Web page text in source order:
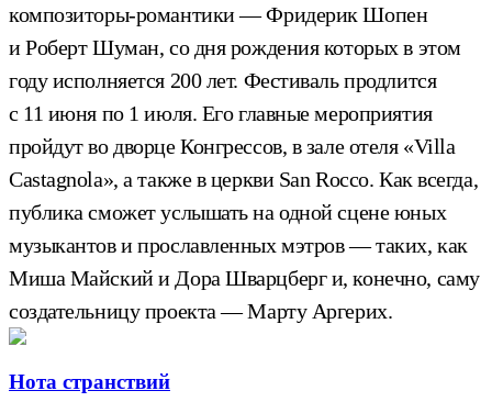
композиторы-романтики — Фридерик Шопен
и Роберт Шуман, со дня рождения которых в этом
году исполняется 200 лет. Фестиваль продлится
с 11 июня по 1 июля. Его главные мероприятия
пройдут во дворце Конгрессов, в зале отеля «Villa
Castagnola», а также в церкви San Rocco. Как всегда,
публика сможет услышать на одной сцене юных
музыкантов и прославленных мэтров — таких, как
Миша Майский и Дора Шварцберг и, конечно, саму
создательницу проекта — Марту Аргерих.
Нота странствий